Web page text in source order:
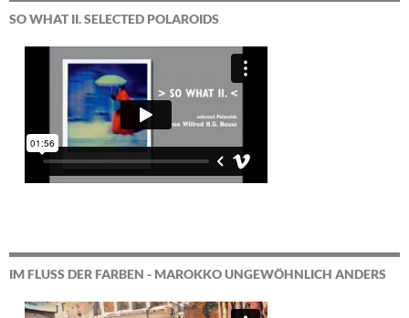
SO WHAT II. SELECTED POLAROIDS
IM FLUSS DER FARBEN - MAROKKO UNGEWÖHNLICH ANDERS